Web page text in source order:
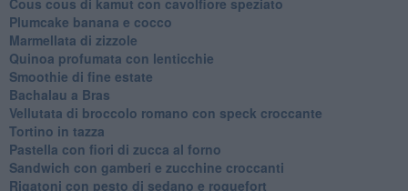
Plumcake banana e cocco
Marmellata di zizzole
Quinoa profumata con lenticchie
Smoothie di fine estate
Bachalau a Bras
Vellutata di broccolo romano con speck croccante
Tortino in tazza
Pastella con fiori di zucca al forno
Sandwich con gamberi e zucchine croccanti
Rigatoni con pesto di sedano e roquefort